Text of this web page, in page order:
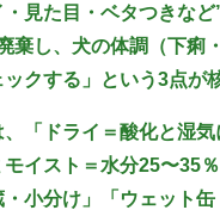
見た目・ベタつきな
棄し、犬の体調（下痢
クする」という3点が
「ドライ＝酸化と湿
イスト＝水分25〜35
小分け」「ウェット